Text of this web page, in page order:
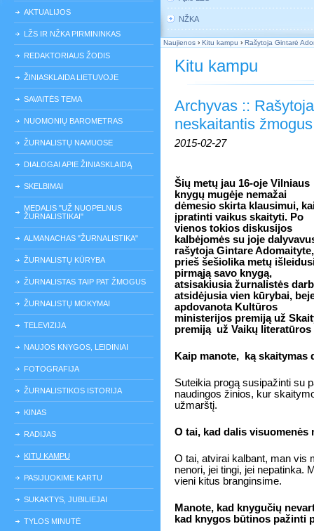
AKTUALIJOS
LŽS IR NŽKA PIRMININKAS
REDAKTORIAUS ŽODIS
ŽINIASKLAIDA LIETUVOJE
SAVAITĖS TEMA
NUOMONIŲ BAROMETRAS
ŽURNALISTŲ NAMUOSE
DIALOGAI APIE ŽINIASKLAIDĄ
SKELBIMAI
MEDALIS "UŽ NUOPELNUS
ŽURNALISTIKAI"
ALMANACHAS "ŽURNALISTIKA"
ŽURNALISTŲ KŪRYBA
ŽURNALISTAS TAIP PAT ŽMOGUS
ŽURNALISTŲ MOKYMAI
TELEVIZIJA
NAUJOS KNYGOS, LEIDINIAI
FOTOGRAFIJA
ŽURNALISTIKOS ISTORIJA
KINAS
RADIJAS
KITU KAMPU
PASIJUOKIME KARTU
SUKAKTYS, JUBILIEJAI
TYLOS MINUTĖ
NŽKA
Naujienos › Kitu kampu › Rašytoja Gintarė
Kitu kampu
Archyvas ::
neskaitantis
2015-02-27
Šių metų jau 16-oje Vilniaus
knygų mugėje nemažai
dėmesio skirta klausimui,
įpratinti vaikus skaityti. Po
vienos tokios diskusijos
kalbėjomės su joje
rašytoja Gintare Adomaityte,
prieš šešiolika metų
pirmąją savo knygą,
atsisakiusia žurnalistės
atsidėjusia vien kūrybai,
apdovanota Kultūros
ministerijos premiją už
premiją už Vaikų
Kaip manote, ką skaitymas
Suteikia progą susipažinti su
naudingos žinios, kur
užmarštį.
O tai, kad dalis visuomenės
O tai, atvirai kalbant, man vis
nenori, jei tingi, jei nepatinka.
vieni kitus branginsime.
Manote, kad knygučių
kad knygos būtinos pažinti